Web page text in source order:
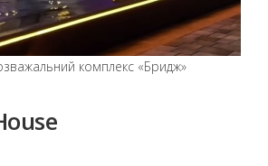
комплекс «Бридж»